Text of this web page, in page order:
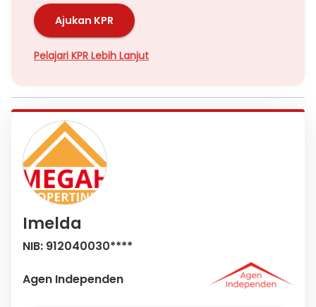
Ajukan KPR
Pelajari KPR Lebih Lanjut
Imelda
NIB: 912040030****
Agen Independen